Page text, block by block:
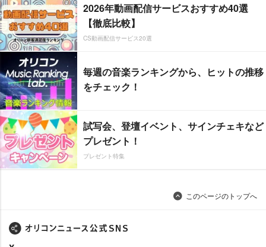
2026年動画配信サービスおすすめ40選
【徹底比較】
CS動画配信サービス20選
毎週の音楽ランキングから、ヒットの推移
をチェック！
試写会、登壇イベント、サインチェキなど
プレゼント！
プレゼント特集
このページのトップへ